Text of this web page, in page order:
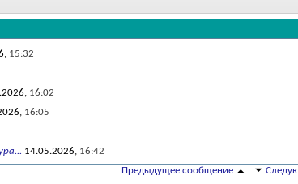
15:32
16:02
16:05
14.05.2026, 16:42
Предыдущее сообщение